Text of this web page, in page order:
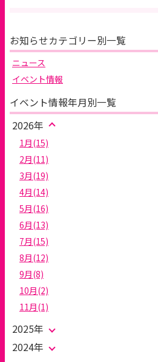
お知らせカテゴリー別一覧
ニュース
イベント情報
イベント情報年月別一覧
2026年
1月(15)
2月(11)
3月(19)
4月(14)
5月(16)
6月(13)
7月(15)
8月(12)
9月(8)
10月(2)
11月(1)
2025年
2024年